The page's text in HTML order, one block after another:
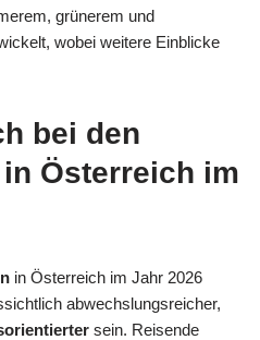
grünerem und
wobei weitere Einblicke
bei den
Österreich im
in Österreich im Jahr 2026
abwechslungsreicher,
sein. Reisende